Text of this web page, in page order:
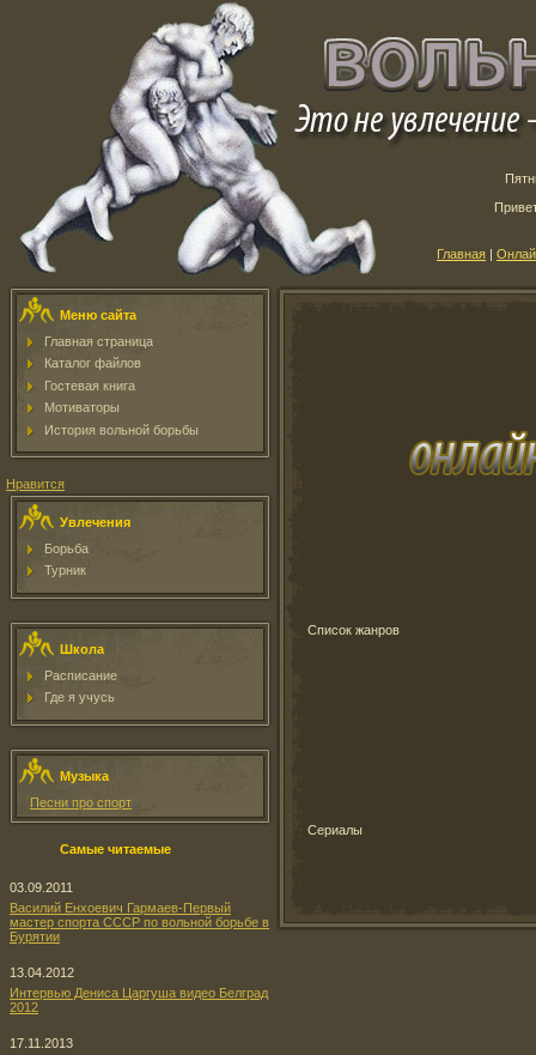
Главная |
Меню сайта
Главная страница
Каталог файлов
Гостевая книга
Мотиваторы
История вольной борьбы
Нравится
Увлечения
Борьба
Турник
Школа
Расписание
Где я учусь
Музыка
Песни про спорт
Самые читаемые
03.09.2011
Василий Енхоевич Гармаев-Первый
мастер спорта СССР по вольной борьбе в
Бурятии
13.04.2012
Интервью Дениса Царгуша видео Белград
2012
17.11.2013
Список жанров
Cериалы